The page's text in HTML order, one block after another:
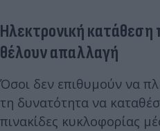
Ηλεκτρονική κατάθεση
θέλουν απαλλαγή
Όσοι δεν επιθυμούν να
τη δυνατότητα να
πινακίδες κυκλοφορίας